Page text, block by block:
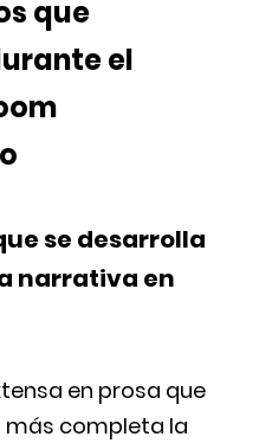
que
el
se desarrolla
narrativa en
en prosa que
completa la